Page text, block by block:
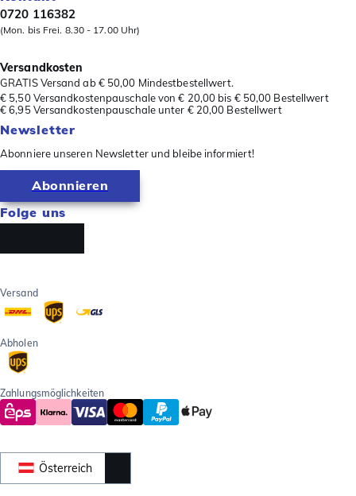
0720 116382
(Mon. bis Frei. 8.30 - 17.00 Uhr)
Versandkosten
GRATIS Versand ab € 50,00 Mindestbestellwert.
€ 5,50 Versandkostenpauschale von € 20,00 bis € 50,00 Bestellwert
€ 6,95 Versandkostenpauschale unter € 20,00 Bestellwert
Newsletter
Abonniere unseren Newsletter und bleibe informiert!
Abonnieren
Folge uns
Versand
Abholen
Zahlungsmöglichkeiten
Österreich